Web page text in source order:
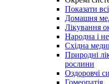
Показати всі
Домашня
Лікування
Народна і
Східна
Природні
рослини
Оздоровчі
Гомеопатія